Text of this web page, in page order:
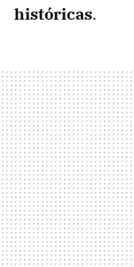
históricas.